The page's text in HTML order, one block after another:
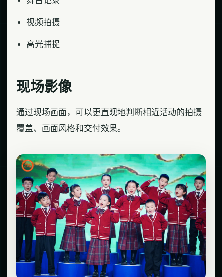
视频拍摄
高光捕捉
现场影像
通过现场画面，可以更直观地判断相近活动的拍摄
覆盖、画面风格和交付效果。